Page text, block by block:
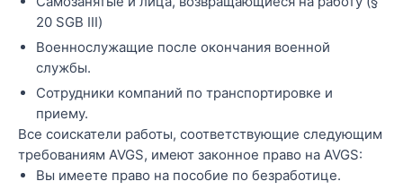
20 SGB III)
Военнослужащие после окончания военной
службы.
Сотрудники компаний по транспортировке и
приему.
Все соискатели работы, соответствующие следующим
требованиям AVGS, имеют законное право на AVGS:
Вы имеете право на пособие по безработице.